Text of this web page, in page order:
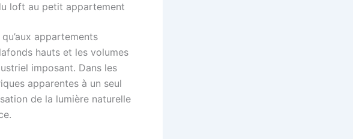
loft au petit appartement
appartements
hauts et les volumes
imposant. Dans les
apparentes à un seul
de la lumière naturelle